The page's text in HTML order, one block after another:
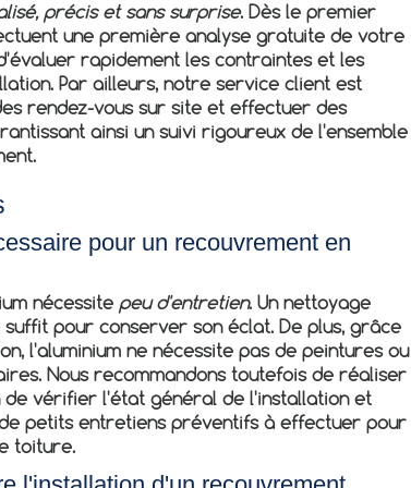
précis et sans surprise. Dès le premier
une première analyse gratuite de votre
rapidement les contraintes et les
Par ailleurs, notre service client est
rendez-vous sur site et effectuer des
ainsi un suivi rigoureux de l'ensemble
pour un recouvrement en
nécessitepeu d'entretien. Un nettoyage
pour conserver son éclat. De plus, grâce
l'aluminium ne nécessite pas de peintures ou
Nous recommandons toutefois de réaliser
vérifier l'état général de l'installation et
petits entretiens préventifs à effectuer pour
toiture.